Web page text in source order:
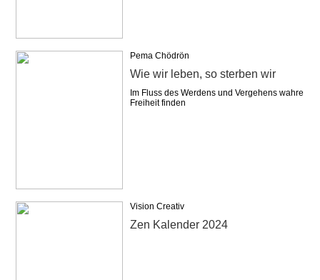
Pema Chödrön
Wie wir leben, so sterben wir
Im Fluss des Werdens und Vergehens wahre
Freiheit finden
Vision Creativ
Zen Kalender 2024